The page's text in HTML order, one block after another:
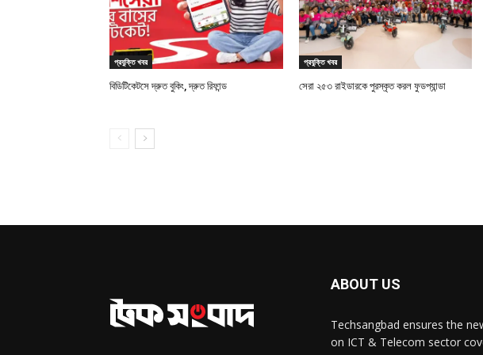
প্রযুক্তি খবর
বিডিটিকেটসে দ্রুত বুকিং, দ্রুত রিফান্ড
প্রযুক্তি খবর
সেরা ২৫৩ রাইডারকে পুরস্কৃত করল ফুডপ্যান্ডা
ABOUT US
Techsangbad ensures the
on ICT & Telecom sector